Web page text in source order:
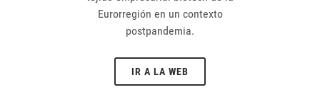
Eurorregión en un contexto
postpandemia.
IR A LA WEB